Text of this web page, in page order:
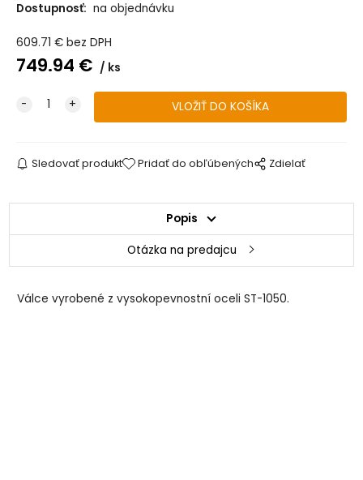
Dostupnosť: na objednávku
609.71 € bez DPH
749.94 € ks
Sledovať produkt Pridať do obľúbených Zdielať
Popis
Otázka na predajcu
Válce vyrobené z vysokopevnostní oceli ST-1050.